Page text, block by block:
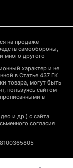
на продаже
самообороны,
много другого
характер и не
в Статье 437 ГК
товара, могут быть
пользуясь сайтом
в
и др.) с сайта
согласия